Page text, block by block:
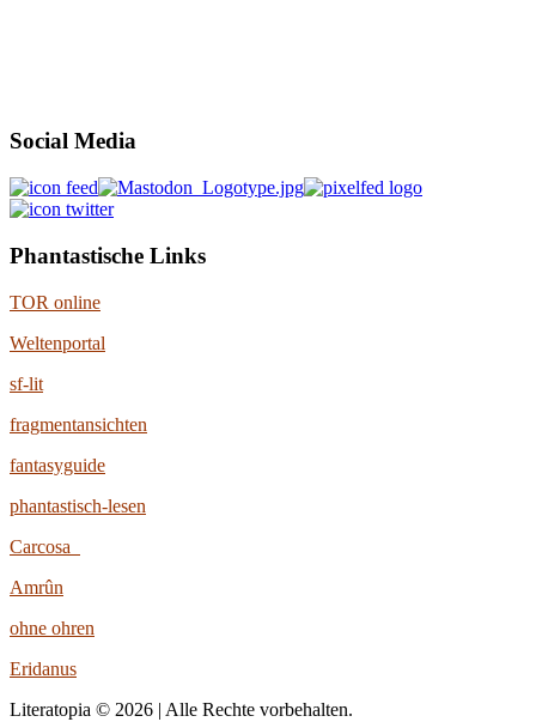
Social Media
Phantastische Links
TOR online
Weltenportal
sf-lit
fragmentansichten
fantasyguide
phantastisch-lesen
Carcosa
Amrûn
ohne ohren
Eridanus
Literatopia © 2026 | Alle Rechte vorbehalten.